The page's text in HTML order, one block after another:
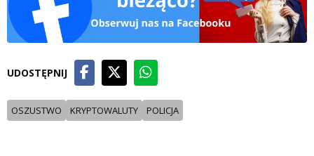
UDOSTĘPNIJ
OSZUSTWO KRYPTOWALUTY POLICJA